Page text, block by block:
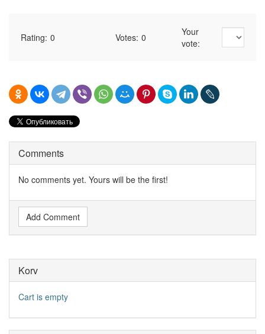
Rating: 0 Votes: 0
Your
vote:
Comments
No comments yet. Yours will be the first!
Add Comment
Korv
Cart is empty